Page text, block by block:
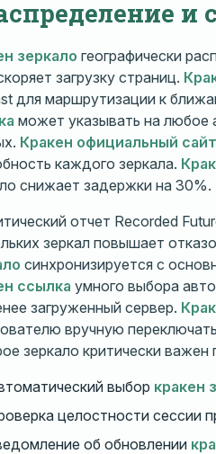
и
зеркало географически
загрузку страниц.
для маршрутизации к
может указывать на любое
Кракен официальный сайт
каждого зеркала.
снижает задержки на 30%.
отчет Recorded
зеркал повышает
синхронизируется с
ссылка умного выбора
загруженный сервер.
вручную
зеркало критически важен
выбор кракен
целостности сессии
об обновлении